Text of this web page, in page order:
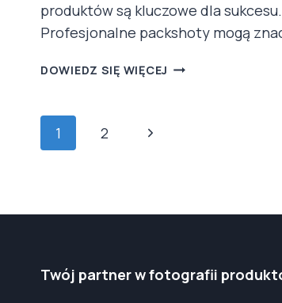
produktów są kluczowe dla sukcesu.
Profesjonalne packshoty mogą
DOWIEDZ SIĘ WIĘCEJ CASE
KLIENTÓW
NAWIGACJA
1 2
Następna
Twój partner w fotografii